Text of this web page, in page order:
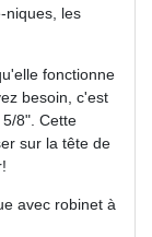
niques, les
fonctionne
besoin, c'est
8". Cette
sur la tête de
avec robinet à